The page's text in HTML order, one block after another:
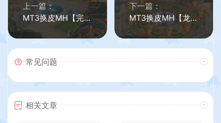
上一篇：
MT3换皮MH【完美世界突破尊享挂机版】最新整理单机一键即玩镜像端+Linux手工服务端+安卓苹果双端+GM后台+详细搭建教程+全套源码
下一篇：
MT3换皮MH【龙啸西游尊享挂机版】最新整理单机一键即玩镜像端+Linux手工服务端+安卓苹果双端+GM后台+详细搭建教程+全套源码
常见问题
相关文章